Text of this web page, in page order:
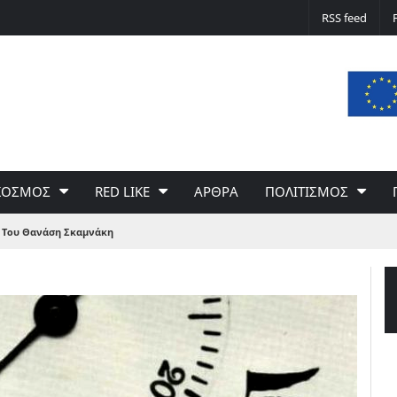
Δε φταίει ο άνεμος… Φταίει η πολιτική
του Γιώργου Σαχίνη
RSS feed
RED LIKE ΑΡΘΡΑ ΠΟΛΙΤΙΣΜΟΣ
Του Θανάση Σκαμνάκη